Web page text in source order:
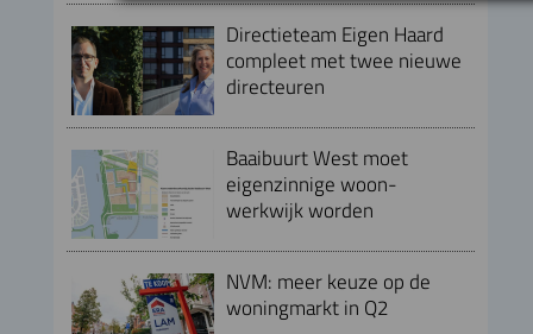
Directieteam Eigen Haard
compleet met twee nieuwe
directeuren
Baaibuurt West moet
eigenzinnige woon-
werkwijk worden
NVM: meer keuze op de
woningmarkt in Q2